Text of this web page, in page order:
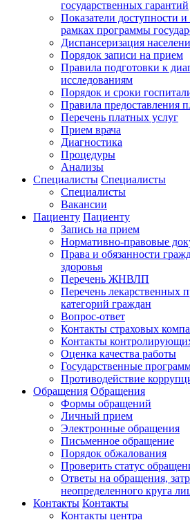
государственных гарантий
Показатели доступности
рамках программы
Диспансеризация
Порядок записи на прием
Правила подготовки к
исследованиям
Порядок и сроки
Правила предоставления
Перечень платных услуг
Прием врача
Диагностика
Процедуры
Анализы
Специалисты Специалисты
Специалисты
Вакансии
Пациенту Пациенту
Запись на прием
Нормативно-правовые
Права и обязанности
здоровья
Перечень ЖНВЛП
Перечень лекарственных
категорий граждан
Вопрос-ответ
Контакты страховых
Контакты
Оценка качества работы
Государственные
Противодействие
Обращения Обращения
Формы обращений
Личный прием
Электронные обращения
Письменное обращение
Порядок обжалования
Проверить статус
Ответы на обращения,
неопределенного круга
Контакты Контакты
Контакты центра